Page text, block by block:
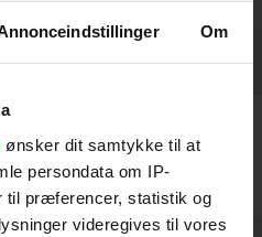
Om
ønsker dit samtykke til at
persondata om IP-
til præferencer, statistik og
videregives til vores